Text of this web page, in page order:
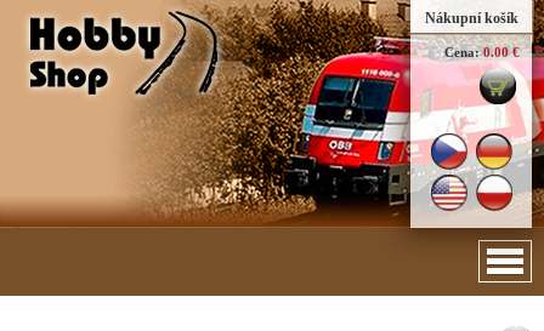
Nákupní košík
Cena: 0.00 €